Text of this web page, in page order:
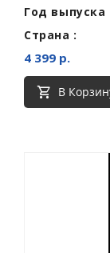
Год выпуска
Страна :
4 399 р.
В